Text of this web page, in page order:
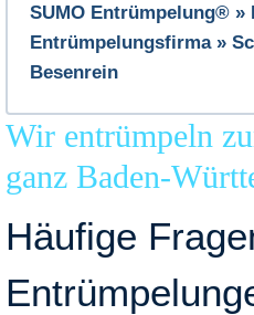
SUMO Entrümpelung® »
Entrümpelungsfirma »
Besenrein
Wir entrümpeln
ganz Baden-
Häufige